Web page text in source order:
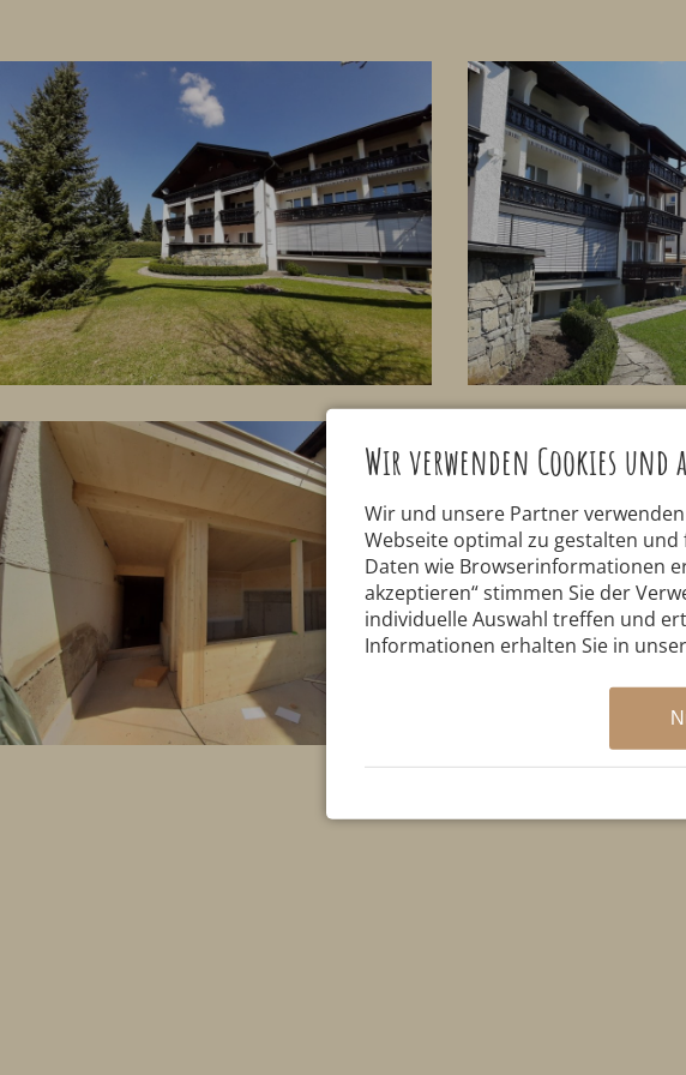
Wir verwenden Cookies und
Wir und unsere Partner
Webseite optimal zu gestalten
Daten wie Browserinformationen
akzeptieren“ stimmen Sie der
individuelle Auswahl treffen und
Informationen erhalten Sie in